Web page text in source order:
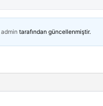
admin tarafından güncellenmiştir.